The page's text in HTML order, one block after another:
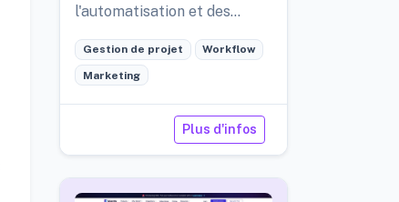
l'automatisation et des
Gestion de projet Workflow
Marketing
Plus d'infos